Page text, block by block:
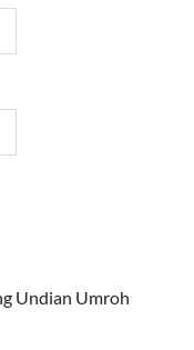
Undian Umroh